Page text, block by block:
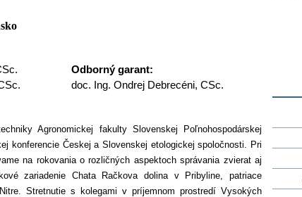
Odborný garant:
doc. Ing. Ondrej Debrecéni, CSc.
Agronomickej fakulty Slovenskej Poľnohospodárskej
konferencie Českej a Slovenskej etologickej spoločnosti. Pri
na rokovania o rozličných aspektoch správania zvierat aj
zariadenie Chata Račkova dolina v Pribyline, patriace
Stretnutie s kolegami v príjemnom prostredí Vysokých